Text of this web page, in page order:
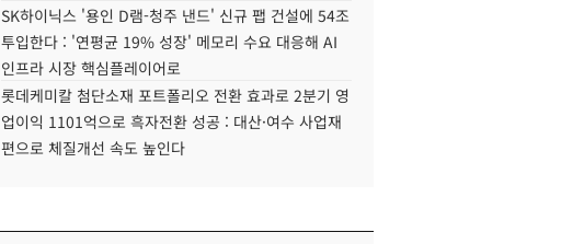
SK하이닉스 '용인 D램-청주 낸드' 신규 팹 건설에 54조
투입한다 : '연평균 19% 성장' 메모리 수요 대응해 AI
인프라 시장 핵심플레이어로
롯데케미칼 첨단소재 포트폴리오 전환 효과로 2분기 영
업이익 1101억으로 흑자전환 성공 : 대산·여수 사업재
편으로 체질개선 속도 높인다